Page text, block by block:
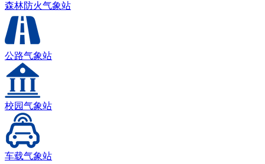
森林防火气象站
公路气象站
校园气象站
车载气象站